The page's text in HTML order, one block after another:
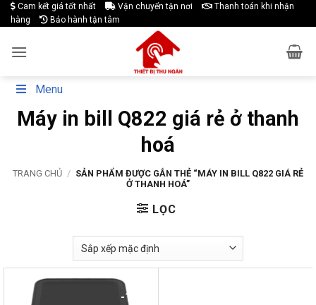
Skip
to
Cam kết giá tốt nhất Vận chuyển tận nơi
Thanh toán khi nhận
hàng
Bảo hành tận tâm
Menu
Máy in bill Q822 giá rẻ ở thanh
hoá
TRANG CHỦ / SẢN PHẨM ĐƯỢC GẮN THẺ “MÁY IN BILL Q822 GIÁ RẺ
Ở THANH HOÁ”
LỌC
-19%